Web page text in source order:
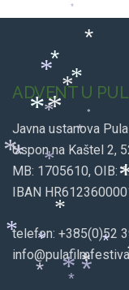
ADVENT U
Javna ustanova
Uspon na Kaštel 2,
MB: 1705610, OIB:
IBAN
telefon: +385(0)52
*
*
*
*
*
*
*
*
*
*
* *
*
*
*
*
*
*
*
*
*
*
*